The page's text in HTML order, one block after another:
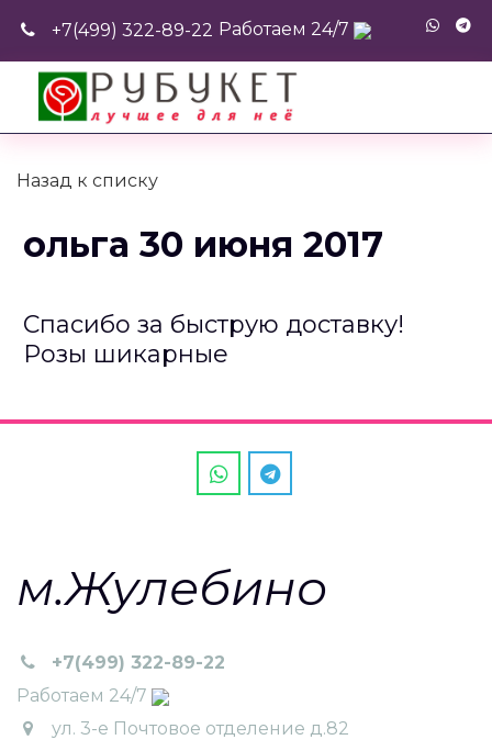
+7(499) 322-89-22 Работаем 24/7
Назад к списку
ольга 30 июня 2017
Спасибо за быструю доставку!
Розы шикарные
м.Жулебино
+7(499) 322-89-22
Работаем 24/7
ул. 3-e Почтовое отделение д.82